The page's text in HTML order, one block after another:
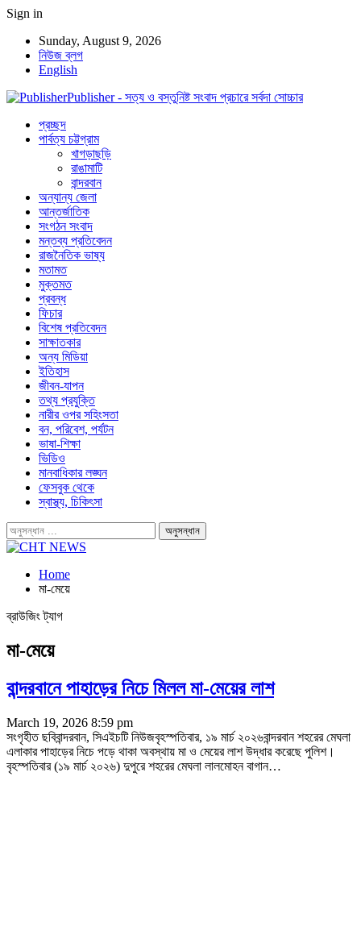
Sign in
Sunday, August 9, 2026
নিউজ ব্লগ
English
Publisher - সত্য ও বস্তুনিষ্ট সংবাদ প্রচারে সর্বদা সোচ্চার
প্রচ্ছদ
পার্বত্য চট্টগ্রাম
খাগড়াছড়ি
রাঙামাটি
বান্দরবান
অন্যান্য জেলা
আন্তর্জাতিক
সংগঠন সংবাদ
মন্তব্য প্রতিবেদন
রাজনৈতিক ভাষ্য
মতামত
মুক্তমত
প্রবন্ধ
ফিচার
বিশেষ প্রতিবেদন
সাক্ষাতকার
অন্য মিডিয়া
ইতিহাস
জীবন-যাপন
তথ্য প্রযুক্তি
নারীর ওপর সহিংসতা
বন, পরিবেশ, পর্যটন
ভাষা-শিক্ষা
ভিডিও
মানবাধিকার লঙ্ঘন
ফেসবুক থেকে
স্বাস্থ্য, চিকিৎসা
Home
মা-মেয়ে
ব্রাউজিং ট্যাগ
মা-মেয়ে
বান্দরবানে পাহাড়ের নিচে মিলল মা-মেয়ের লাশ
March 19, 2026 8:59 pm
সংগৃহীত ছবিবান্দরবান, সিএইচটি নিউজবৃহস্পতিবার, ১৯ মার্চ ২০২৬বান্দরবান শহরের মেঘলা
এলাকার পাহাড়ের নিচে পড়ে থাকা অবস্থায় মা ও মেয়ের লাশ উদ্ধার করেছে পুলিশ।
বৃহস্পতিবার (১৯ মার্চ ২০২৬) দুপুরে শহরের মেঘলা লালমোহন বাগান…